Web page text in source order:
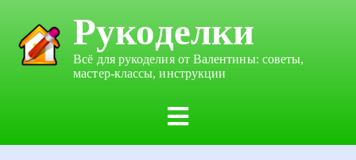
Рукоделки
Всё для рукоделия от Валентины: советы,
мастер-классы, инструкции